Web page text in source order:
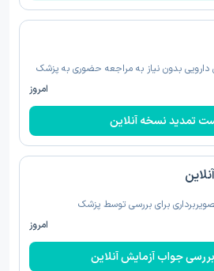
بدون نیاز به مراجعه حضوری به پزشک
امروز
تمدید نسخه‌ آنلاین
برای بررسی توسط پزشک
امروز
جواب آزمایش آنلاین